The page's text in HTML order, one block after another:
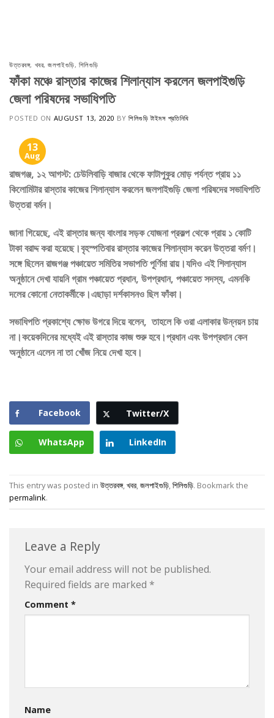
উত্তরবঙ্গ, খবর,জলপাইগুড়ি, শিলিগুড়ি
ফাঁকা মঞ্চে রাস্তার কাজের শিলান্যাস করলেন জলপাইগুড়ি
জেলা পরিষদের সভাধিপতি
POSTED ON AUGUST 13, 2020 BYশিলিগুড়ি টাইমস প্রতিনিধি
13
Aug
রাজগঞ্জ, ১২ আগস্ট: চেউলিবাড়ি বাজার থেকে ফাটাপুকুর মোড় পর্যন্ত প্রায় ১১
কিলোমিটার রাস্তার কাজের শিলান্যাস করলেন জলপাইগুড়ি জেলা পরিষদের সভাধিপতি
উত্তরা বর্মন।
জানা গিয়েছে, এই রাস্তার জন্য বাংলার সড়ক যোজনা প্রকল্প থেকে প্রায় ১ কোটি
টাকা বরাদ্দ করা হয়েছে।বৃহস্পতিবার রাস্তার কাজের শিলান্যাস করেন উত্তরা বর্মণ।
সঙ্গে ছিলেন রাজগঞ্জ পঞ্চায়েত সমিতির সভাপতি পূর্ণিমা রায়।যদিও এই শিলান্যাস
অনুষ্ঠানে দেখা যায়নি গ্রাম পঞ্চায়েত প্রধান, উপপ্রধান, পঞ্চায়েত সদস্য, এমনকি
দলের কোনো নেতাকর্মীকে।এছাড়া দর্শকাসনও ছিল ফাঁকা।
সভাধিপতি প্রকাশ্যে ক্ষোভ উগরে দিয়ে বলেন, তাহলে কি ওরা এলাকার উন্নয়ন চায়
না।কয়েকদিনের মধ্যেই এই রাস্তার কাজ শুরু হবে।প্রধান এবং উপপ্রধান কেন
অনুষ্ঠানে এলেন না তা খোঁজ নিয়ে দেখা হবে।
Facebook Twitter/X
WhatsApp LinkedIn
This entry was posted in উত্তরবঙ্গ,খবর,জলপাইগুড়ি,শিলিগুড়ি. Bookmark the
permalink.
Leave a Reply
Your email address will not be published.
Required fields are marked *
Comment *
Name